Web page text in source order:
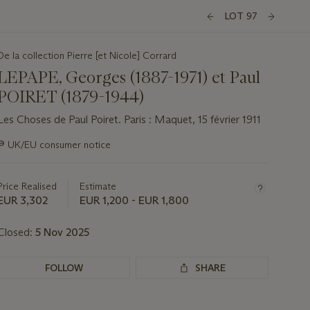
LOT 97
la collection Pierre [et Nicole] Corrard
Georges (1887-1971) et Paul
(1879-1944)
Choses de Paul Poiret. Paris : Maquet, 15 février 1911
UK/EU consumer notice
Realised
3,302
Estimate
EUR 1,200 - EUR 1,800
5 Nov 2025
FOLLOW SHARE